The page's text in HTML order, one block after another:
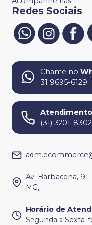
Redes Sociais
Chame no
31 9695-6129
Atendimento
(31) 3201-8302
Av. Barbacena,
MG,
Horário de
Segunda a Sexta-